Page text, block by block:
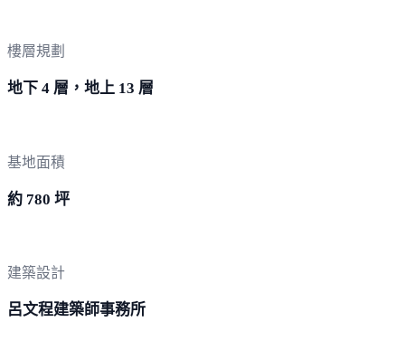
樓層規劃
地下 4 層，地上 13 層
基地面積
約 780 坪
建築設計
呂文程建築師事務所